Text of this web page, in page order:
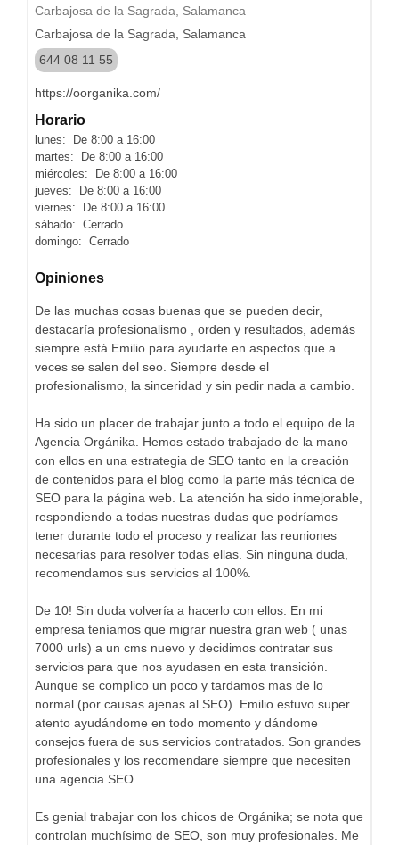
Carbajosa de la Sagrada, Salamanca
Carbajosa de la Sagrada, Salamanca
644 08 11 55
https://oorganika.com/
Horario
lunes: De 8:00 a 16:00
martes: De 8:00 a 16:00
miércoles: De 8:00 a 16:00
jueves: De 8:00 a 16:00
viernes: De 8:00 a 16:00
sábado: Cerrado
domingo: Cerrado
Opiniones
De las muchas cosas buenas que se pueden decir,
destacaría profesionalismo , orden y resultados, además
siempre está Emilio para ayudarte en aspectos que a
veces se salen del seo. Siempre desde el
profesionalismo, la sinceridad y sin pedir nada a cambio.
Ha sido un placer de trabajar junto a todo el equipo de la
Agencia Orgánika. Hemos estado trabajado de la mano
con ellos en una estrategia de SEO tanto en la creación
de contenidos para el blog como la parte más técnica de
SEO para la página web. La atención ha sido inmejorable,
respondiendo a todas nuestras dudas que podríamos
tener durante todo el proceso y realizar las reuniones
necesarias para resolver todas ellas. Sin ninguna duda,
recomendamos sus servicios al 100%.
De 10! Sin duda volvería a hacerlo con ellos. En mi
empresa teníamos que migrar nuestra gran web ( unas
7000 urls) a un cms nuevo y decidimos contratar sus
servicios para que nos ayudasen en esta transición.
Aunque se complico un poco y tardamos mas de lo
normal (por causas ajenas al SEO). Emilio estuvo super
atento ayudándome en todo momento y dándome
consejos fuera de sus servicios contratados. Son grandes
profesionales y los recomendare siempre que necesiten
una agencia SEO.
Es genial trabajar con los chicos de Orgánika; se nota que
controlan muchísimo de SEO, son muy profesionales. Me